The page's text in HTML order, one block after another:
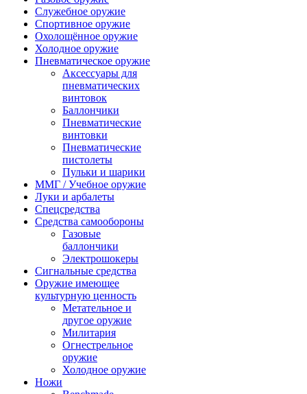
Служебное оружие
Спортивное оружие
Охолощённое оружие
Холодное оружие
Пневматическое оружие
Аксессуары для
пневматических
винтовок
Баллончики
Пневматические
винтовки
Пневматические
пистолеты
Пульки и шарики
ММГ / Учебное оружие
Луки и арбалеты
Спецсредства
Средства самообороны
Газовые
баллончики
Электрошокеры
Сигнальные средства
Оружие имеющее
культурную ценность
Метательное и
другое оружие
Милитария
Огнестрельное
оружие
Холодное оружие
Ножи